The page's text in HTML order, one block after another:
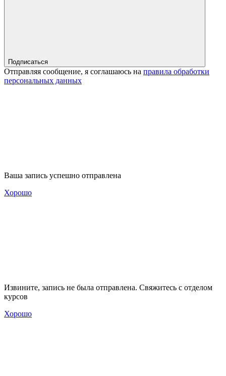
Подписаться
Отправляя сообщение, я соглашаюсь на правила обработки
персональных данных
Ваша запись успешно отправлена
Хорошо
Извините, запись не была отправлена. Свяжитесь с отделом
курсов
Хорошо